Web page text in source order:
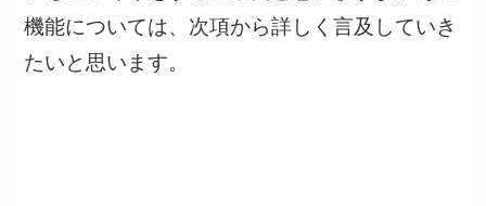
機能については、次項から詳しく言及していき
たいと思います。